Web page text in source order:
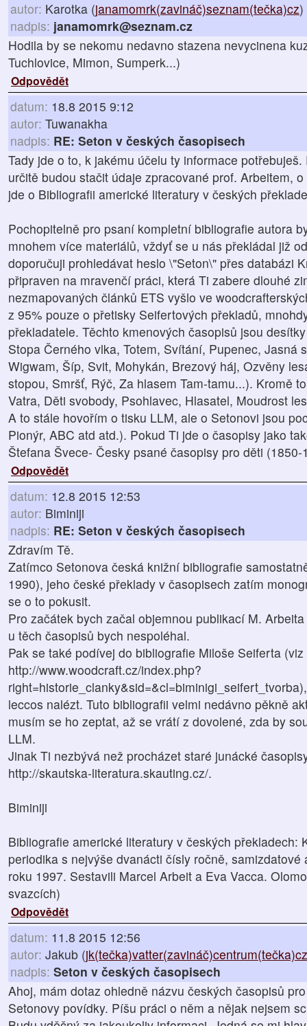
autor: Karotka (janamomrk(zavináč)seznam(tečka)cz)
nadpis: janamomrk@seznam.cz
Hodila by se nekomu nedavno stazena nevycinena
Tuchlovice, Mimon, Sumperk...)
Odpovědět
datum: 18.8 2015 9:12
autor: Tuwanakha
nadpis: RE: Seton v českých časopisech
Tady jde o to, k jakému účelu ty informace
určitě budou stačit údaje zpracované prof. Arbeitem,
jde o Bibliografii americké literatury v českých
Pochopitelně pro psaní kompletní bibliografie autora
mnohem více materiálů, vždyť se u nás překládal již
doporučuji prohledávat heslo \"Seton\" přes databázi
připraven na mravenčí práci, která Ti zabere dlouhé
nezmapovaných článků ETS vyšlo ve
z 95% pouze o přetisky Seifertových překladů,
překladatele. Těchto kmenových časopisů jsou
Stopa Černého vlka, Totem, Svítání, Pupenec, Jasná
Wigwam, Šíp, Svit, Mohykán, Brezový háj, Ozvěny
stopou, Smršť, Rýč, Za hlasem Tam-tamu...). Kromě
Vatra, Děti svobody, Psohlavec, Hlasatel, Moudrost
A to stále hovořím o tisku LLM, ale o Setonovi jsou
Pionýr, ABC atd atd.). Pokud Ti jde o časopisy jako
Štefana Švece- Česky psané časopisy pro děti (1850-
Odpovědět
datum: 12.8 2015 12:53
autor: Biminiji
nadpis: RE: Seton v českých časopisech
Zdravím Tě.
Zatímco Setonova česká knižní bibliografie
1990), jeho české překlady v časopisech zatím
se o to pokusit.
Pro začátek bych začal objemnou publikací M.
u těch časopisů bych nespoléhal.
Pak se také podívej do bibliografie Miloše Seiferta
http://www.woodcraft.cz/index.php?
leccos nalézt. Tuto bibliografii velmi nedávno pěkně
musím se ho zeptat, až se vrátí z dovolené, zda by
LLM.
Jinak Ti nezbývá než procházet staré junácké
http://skautska-literatura.skauting.cz/.
Biminiji
Bibliografie americké literatury v českých překladech:
periodika s nejvýše dvanácti čísly ročně,
roku 1997. Sestavili Marcel Arbeit a Eva Vacca.
svazcích)
Odpovědět
datum: 11.8 2015 12:56
autor: Jakub (jk(tečka)vatter(zavináč)centrum(tečka)cz
nadpis: Seton v českých časopisech
Ahoj, mám dotaz ohledně názvu českých časopisů
Setonovy povídky. Píšu práci o něm a nějak nejsem